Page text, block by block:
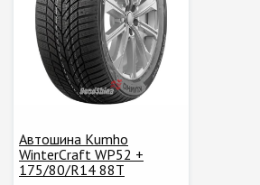
Автошина Kumho
WinterCraft WP52 +
175/80/R14 88T